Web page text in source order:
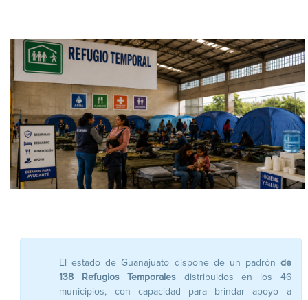
El estado de Guanajuato dispone de un padrón de
138 Refugios Temporales distribuidos en los 46
municipios, con capacidad para brindar apoyo a